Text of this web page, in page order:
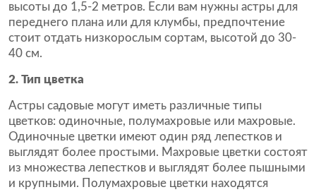
высоты до 1,5-2 метров. Если вам нужны астры для
переднего плана или для клумбы, предпочтение
стоит отдать низкорослым сортам, высотой до 30-
40 см.
2. Тип цветка
Астры садовые могут иметь различные типы
цветков: одиночные, полумахровые или махровые.
Одиночные цветки имеют один ряд лепестков и
выглядят более простыми. Махровые цветки состоят
из множества лепестков и выглядят более пышными
и крупными. Полумахровые цветки находятся